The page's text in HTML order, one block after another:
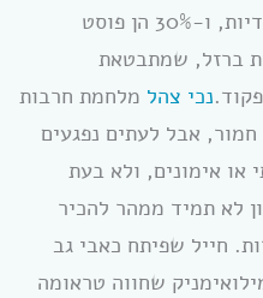
מהפציעות המוכרות הן אורתופדיות, ו-30% הן פוסט
ברזל, שמתבטאת
נכי צהל מלחמת חרבות
אבל לעתים נפגעים
או אימונים, ולא בעת
לא תמיד ממהר להכיר
חייל שפיתח כאבי גב
שחווה טראומה